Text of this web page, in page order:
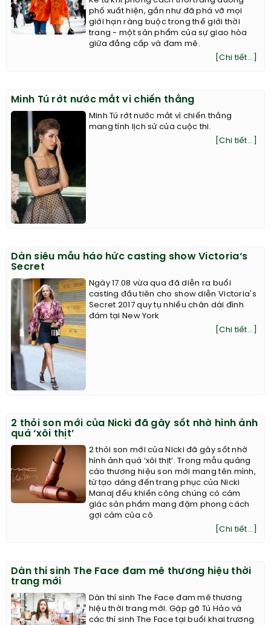
phố xuất hiện, gần như đã phá vỡ mọi
giới hạn ràng buộc trong thế giới thời
trang - một sản phẩm của sự giao hòa
giữa đẳng cấp và đam mê.
[Chi tiết...]
Minh Tú rớt nước mắt vì chiến thắng
Minh Tú rớt nước mắt vì chiến thắng
mang tính lịch sử của cuộc thi.
[Chi tiết...]
Dàn siêu mẫu háo hức casting show Victoria‘s
Secret
Ngày 17.08 vừa qua đã diễn ra buổi
casting đầu tiên cho show diễn Victoria's
Secret 2017 quy tụ nhiều chân dài đình
đám tại New York
[Chi tiết...]
2 thỏi son mới của Nicki đã gây sốt nhờ hình ảnh
quá ‘xôi thịt’
2 thỏi son mới của Nicki đã gây sốt nhờ
hình ảnh quá ‘xôi thịt’. Trong mẫu quảng
cáo thương hiệu son mới mang tên mình,
từ tạo dáng đến trang phục của Nicki
Manaj đều khiến công chúng có cảm
giác sản phẩm mang đậm phong cách
gợi cảm của cô.
[Chi tiết...]
Dàn thí sinh The Face đam mê thương hiệu thời
trang mới
Dàn thí sinh The Face đam mê thương
hiệu thời trang mới. Gặp gỡ Tú Hảo và
các thí sinh The Face tại buổi khai trương